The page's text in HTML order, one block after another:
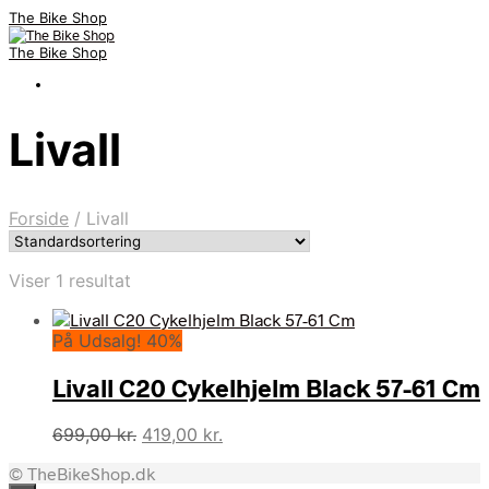
The Bike Shop
The Bike Shop
Livall
Forside / Livall
Viser 1 resultat
På Udsalg! 40%
Livall C20 Cykelhjelm Black 57-61 Cm
699,00kr. Den
pris
419,00 kr.
© TheBikeShop.dk